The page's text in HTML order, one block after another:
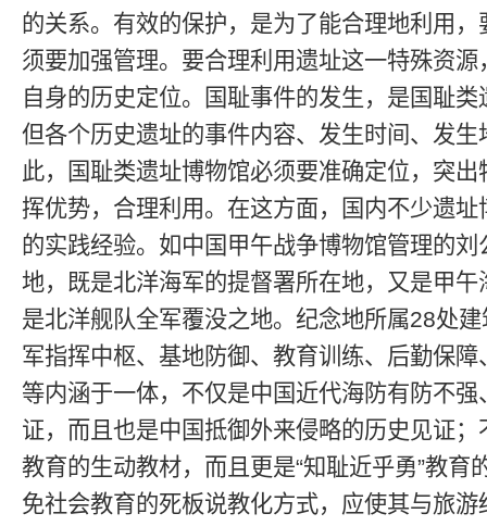
的关系。有效的保护，是为了能合理地利用
须要加强管理。要合理利用遗址这一特殊资
自身的历史定位。国耻事件的发生，是国耻
但各个历史遗址的事件内容、发生时间、发
此，国耻类遗址博物馆必须要准确定位，突
挥优势，合理利用。在这方面，国内不少遗
的实践经验。如中国甲午战争博物馆管理的
地，既是北洋海军的提督署所在地，又是甲
是北洋舰队全军覆没之地。纪念地所属28处
军指挥中枢、基地防御、教育训练、后勤保
等内涵于一体，不仅是中国近代海防有防不
证，而且也是中国抵御外来侵略的历史见证
教育的生动教材，而且更是“知耻近乎勇”教育
免社会教育的死板说教化方式，应使其与旅